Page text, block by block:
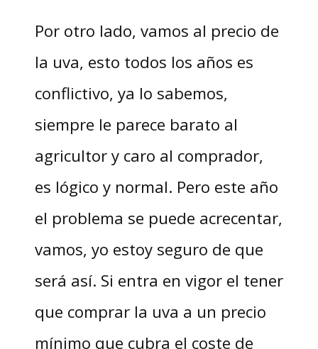
Por otro lado, vamos al precio de
la uva, esto todos los años es
conflictivo, ya lo sabemos,
siempre le parece barato al
agricultor y caro al comprador,
es lógico y normal. Pero este año
el problema se puede acrecentar,
vamos, yo estoy seguro de que
será así. Si entra en vigor el tener
que comprar la uva a un precio
mínimo que cubra el coste de